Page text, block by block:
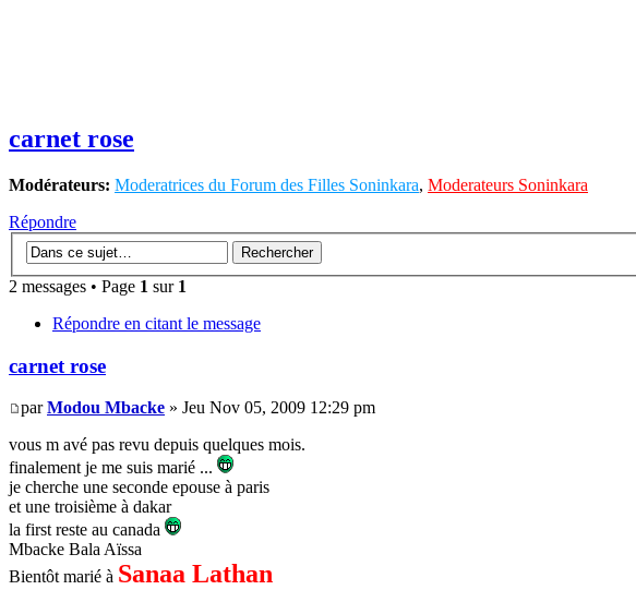
carnet rose
Modérateurs: Moderatrices du Forum des Filles Soninkara, Moderateurs Soninkara
Répondre
2 messages • Page 1 sur 1
Répondre en citant le message
carnet rose
parModou Mbacke » Jeu Nov 05, 2009 12:29 pm
vous m avé pas revu depuis quelques mois.
finalement je me suis marié ...
je cherche une seconde epouse à paris
et une troisième à dakar
la first reste au canada
Mbacke Bala Aïssa
Bientôt marié à Sanaa Lathan